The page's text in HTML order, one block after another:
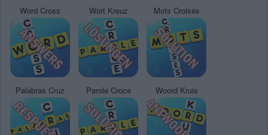
Word Cross Wort Kreuz Mots Croisés
Palabras Cruz Parole Croce Woord Kruis